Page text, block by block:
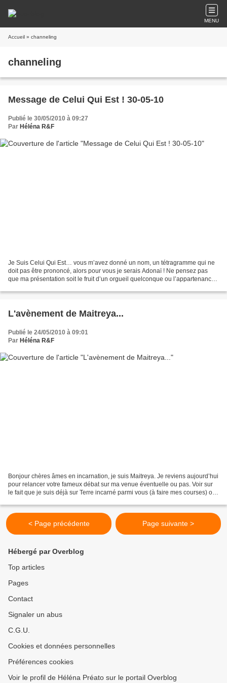
MENU
Accueil » channeling
channeling
Message de Celui Qui Est ! 30-05-10
Publié le 30/05/2010 à 09:27
Par Héléna R&F
Je Suis Celui Qui Est… vous m’avez donné un nom, un tétragramme qui ne
doit pas être prononcé, alors pour vous je serais Adonaï ! Ne pensez pas
que ma présentation soit le fruit d’un orgueil quelconque ou l’appartenance
L'avènement de Maitreya...
Publié le 24/05/2010 à 09:01
Par Héléna R&F
Bonjour chères âmes en incarnation, je suis Maitreya. Je reviens aujourd’hui
pour relancer votre fameux débat sur ma venue éventuelle ou pas. Voir sur
le fait que je suis déjà sur Terre incarné parmi vous (à faire mes courses) ou
< Page précédente Page suivante >
Hébergé par Overblog
Top articles
Pages
Contact
Signaler un abus
C.G.U.
Cookies et données personnelles
Préférences cookies
Voir le profil de Héléna Préato sur le portail Overblog